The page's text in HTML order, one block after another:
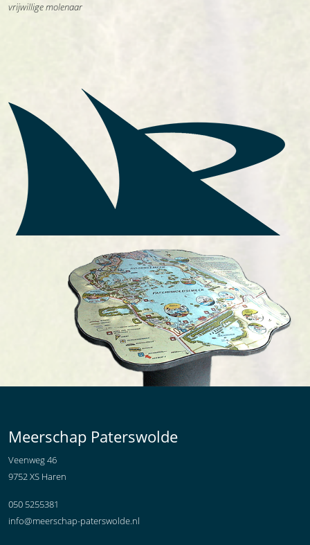
vrijwillige molenaar
Meerschap Paterswolde
Veenweg 46
9752 XS Haren
050 5255381
info@meerschap-paterswolde.nl